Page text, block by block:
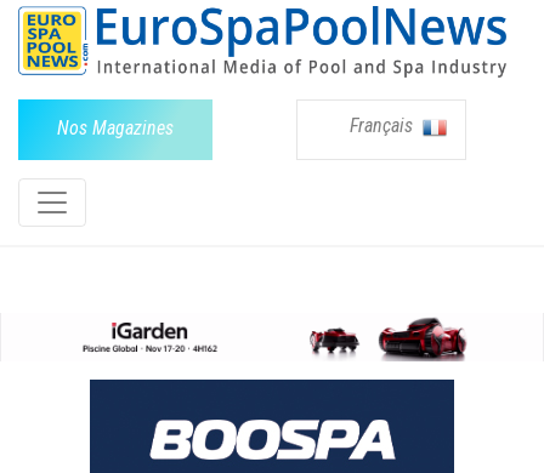
Nos Magazines Français